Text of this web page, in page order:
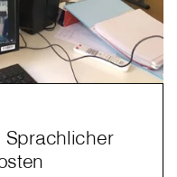
Sprachlicher